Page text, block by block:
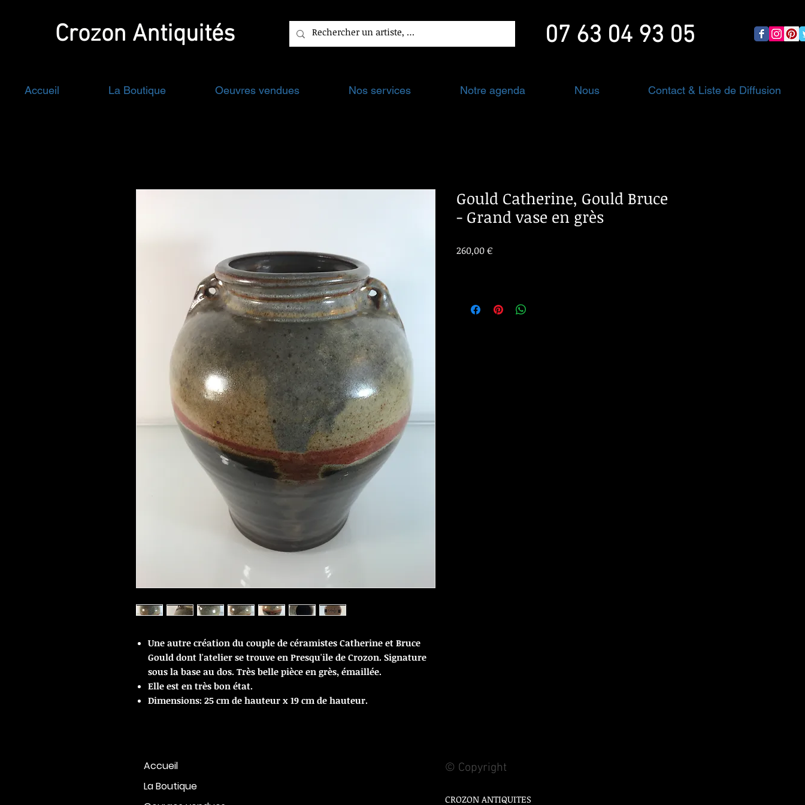
Crozon Antiquités 07 63 04 93 05
Accueil La Boutique Oeuvres vendues Nos services Notre agenda Nous Contact & Liste de Diffusion
Une autre création du couple de céramistes Catherine et Bruce
Gould dont l'atelier se trouve en Presqu'ile de Crozon. Signature
sous la base au dos. Très belle pièce en grès, émaillée.
Elle est en très bon état.
Dimensions: 25 cm de hauteur x 19 cm de hauteur.
Gould Catherine, Gould Bruce
- Grand vase en grès
260,00 €Prix
Accueil
La Boutique
© Copyright
CROZON ANTIQUITES